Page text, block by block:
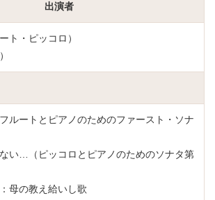
出演者
ト・ピッコロ）
ルートとピアノのためのファースト・ソナ
い…（ピッコロとピアノのためのソナタ第
母の教え給いし歌